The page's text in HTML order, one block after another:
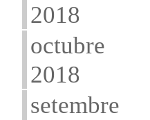
2018
octubre
2018
setembre